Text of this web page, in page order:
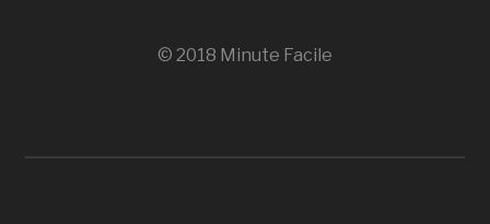
© 2018 Minute Facile